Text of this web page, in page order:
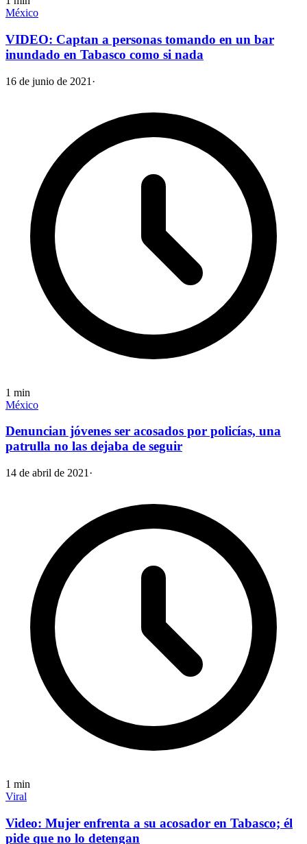
México
VIDEO: Captan a personas tomando en un bar
inundado en Tabasco como si nada
16 de junio de 2021 ·
1 min
México
Denuncian jóvenes ser acosados por policías, una
patrulla no las dejaba de seguir
14 de abril de 2021 ·
1 min
Viral
Video: Mujer enfrenta a su acosador en Tabasco; él
pide que no lo detengan